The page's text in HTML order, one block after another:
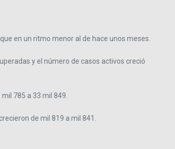
en un ritmo menor al de hace unos meses.
y el número de casos activos creció
785 a 33 mil 849.
de mil 819 a mil 841.